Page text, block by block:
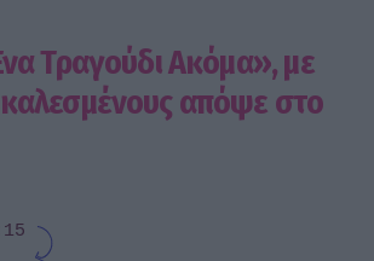
Τραγούδι Ακόμα», με
απόψε στο